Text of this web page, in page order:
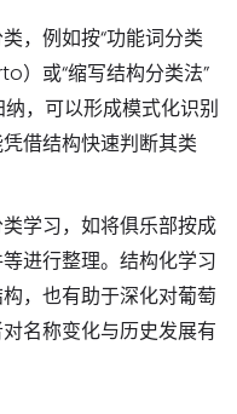
，例如按“功能词分类
）或“缩写结构分类法”
纳，可以形成模式化识别
借结构快速判断其类
学习，如将俱乐部按成
进行整理。结构化学习
，也有助于深化对葡萄
名称变化与历史发展有